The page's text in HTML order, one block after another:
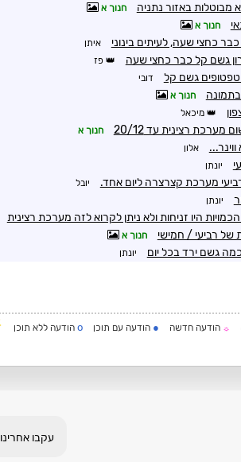
מבוטלות באזור נתניה חנוך א
חנוך א
כחצי שעה, לעיתים בינוני איתן
גשם קל כבר כחצי שעה פז
טפטופים גשם קל דובי
חנוך א
מיכאל
מערכת רצינית עד 20/12 חנוך א
אלון
יונתן
מערכת קצרצרה ליום אחד. יובל
יונתן
הכמויות היו זניחות ולא ניתן לקרוא לזה מערכת רצינית
רביעי / חמישי חנוך א
גשם ירד בכל יום יונתן
☼ הודעה חדשה ● הודעה עם תוכן o הודעה ללא תוכן
עקבו אחרינו